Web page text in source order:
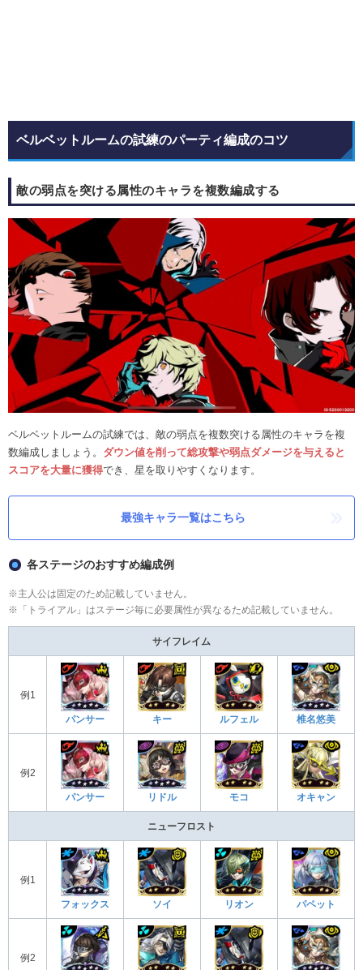
ベルベットルームの試練のパーティ編成のコツ
敵の弱点を突ける属性のキャラを複数編成する
ベルベットルームの試練では、敵の弱点を複数突ける属性のキャラを複
数編成しましょう。 ダウン値を削って総攻撃や弱点ダメージを与えると
スコアを大量に獲得でき、星を取りやすくなります。
最強キャラ一覧はこちら
各ステージのおすすめ編成例
※主人公は固定のため記載していません。
※「トライアル」はステージ毎に必要属性が異なるため記載していません。
サイフレイム
例1
パンサー キー ルフェル 椎名悠美
例2
パンサー リドル モコ オキャン
ニューフロスト
例1
フォックス ソイ リオン パペット
例2